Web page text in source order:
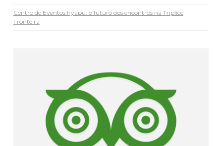
Centro de Eventos Iryapú: o futuro dos encontros na Tríplice
Fronteira